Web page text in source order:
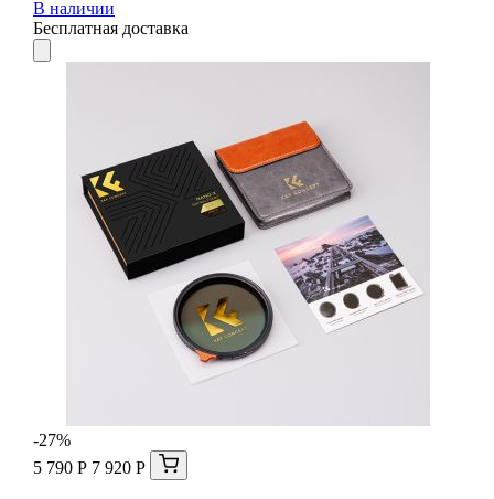
В наличии
Бесплатная доставка
-27%
5 790 Р 7 920 Р